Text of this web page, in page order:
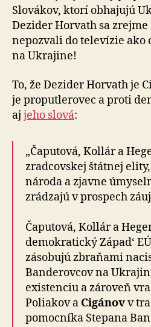
Slovákov, ktorí obhajujú
Dezider Horvath sa
nepozvali do televízie ako
na Ukrajine!
To, že Dezider Horvath je
je proputlerovec a proti
aj jeho slová:
„Čaputová, Kollár a
zradcovskej štátnej
národa a zjavne
zrádzajú v prospech
Čaputová, Kollár a
demokratický Západ‘
zásobujú zbraňami
Banderovcov na
existenciu a zároveň
Poliakov a Cigánovv
pomocníka Stepana